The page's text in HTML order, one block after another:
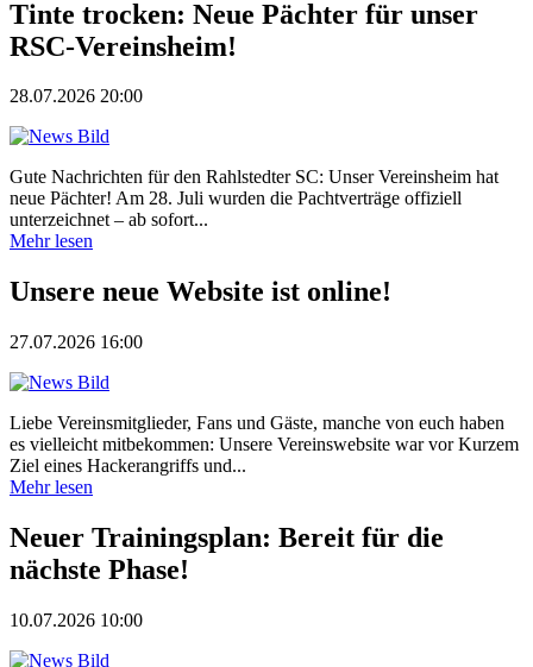
Tinte trocken: Neue Pächter für unser
RSC-Vereinsheim!
28.07.2026 20:00
Gute Nachrichten für den Rahlstedter SC: Unser Vereinsheim hat
neue Pächter! Am 28. Juli wurden die Pachtverträge offiziell
unterzeichnet – ab sofort...
Mehr lesen
Unsere neue Website ist online!
27.07.2026 16:00
Liebe Vereinsmitglieder, Fans und Gäste, manche von euch haben
es vielleicht mitbekommen: Unsere Vereinswebsite war vor Kurzem
Ziel eines Hackerangriffs und...
Mehr lesen
Neuer Trainingsplan: Bereit für die
nächste Phase!
10.07.2026 10:00